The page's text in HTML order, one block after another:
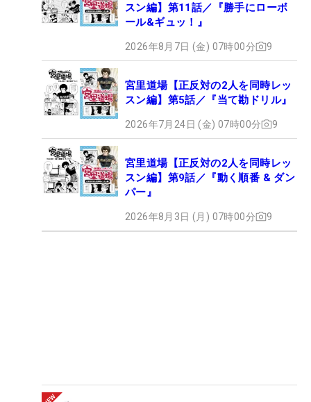
スン編】第11話／『勝手にローボ
ール&ギュッ！』
2026年8月7日 (金) 07時00分 9
宮里道場【正反対の2人を同時レッ
スン編】第5話／『当て勘ドリル』
2026年7月24日 (金) 07時00分 9
宮里道場【正反対の2人を同時レッ
スン編】第9話／『動く順番 & ダン
パー』
2026年8月3日 (月) 07時00分 9